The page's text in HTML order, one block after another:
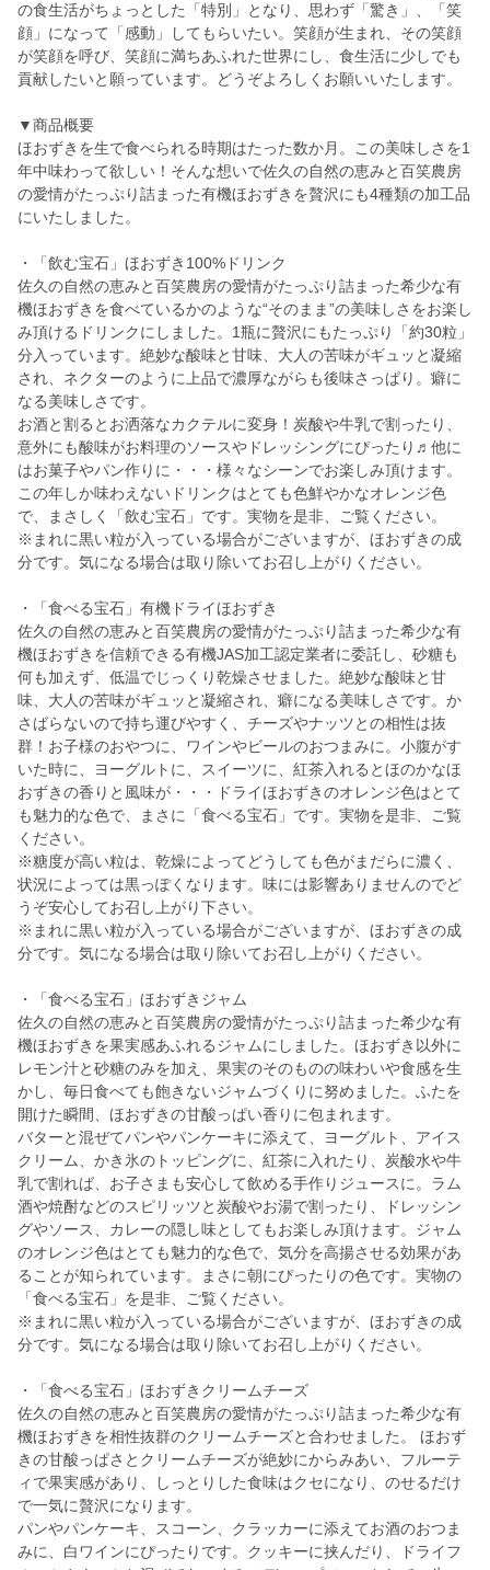
の食生活がちょっとした「特別」となり、思わず「驚き」、「笑
顔」になって「感動」してもらいたい。笑顔が生まれ、その笑顔
が笑顔を呼び、笑顔に満ちあふれた世界にし、食生活に少しでも
貢献したいと願っています。どうぞよろしくお願いいたします。
▼商品概要
ほおずきを生で食べられる時期はたった数か月。この美味しさを1
年中味わって欲しい！そんな想いで佐久の自然の恵みと百笑農房
の愛情がたっぷり詰まった有機ほおずきを贅沢にも4種類の加工品
にいたしました。
・「飲む宝石」ほおずき100%ドリンク
佐久の自然の恵みと百笑農房の愛情がたっぷり詰まった希少な有
機ほおずきを食べているかのような“そのまま”の美味しさをお楽し
み頂けるドリンクにしました。1瓶に贅沢にもたっぷり「約30粒」
分入っています。絶妙な酸味と甘味、大人の苦味がギュッと凝縮
され、ネクターのように上品で濃厚ながらも後味さっぱり。癖に
なる美味しさです。
お酒と割るとお洒落なカクテルに変身！炭酸や牛乳で割ったり、
意外にも酸味がお料理のソースやドレッシングにぴったり♬他に
はお菓子やパン作りに・・・様々なシーンでお楽しみ頂けます。
この年しか味わえないドリンクはとても色鮮やかなオレンジ色
で、まさしく「飲む宝石」です。実物を是非、ご覧ください。
※まれに黒い粒が入っている場合がございますが、ほおずきの成
分です。気になる場合は取り除いてお召し上がりください。
・「食べる宝石」有機ドライほおずき
佐久の自然の恵みと百笑農房の愛情がたっぷり詰まった希少な有
機ほおずきを信頼できる有機JAS加工認定業者に委託し、砂糖も
何も加えず、低温でじっくり乾燥させました。絶妙な酸味と甘
味、大人の苦味がギュッと凝縮され、癖になる美味しさです。か
さばらないので持ち運びやすく、チーズやナッツとの相性は抜
群！お子様のおやつに、ワインやビールのおつまみに。小腹がす
いた時に、ヨーグルトに、スイーツに、紅茶入れるとほのかなほ
おずきの香りと風味が・・・ドライほおずきのオレンジ色はとて
も魅力的な色で、まさに「食べる宝石」です。実物を是非、ご覧
ください。
※糖度が高い粒は、乾燥によってどうしても色がまだらに濃く、
状況によっては黒っぽくなります。味には影響ありませんのでど
うぞ安心してお召し上がり下さい。
※まれに黒い粒が入っている場合がございますが、ほおずきの成
分です。気になる場合は取り除いてお召し上がりください。
・「食べる宝石」ほおずきジャム
佐久の自然の恵みと百笑農房の愛情がたっぷり詰まった希少な有
機ほおずきを果実感あふれるジャムにしました。ほおずき以外に
レモン汁と砂糖のみを加え、果実のそのものの味わいや食感を生
かし、毎日食べても飽きないジャムづくりに努めました。ふたを
開けた瞬間、ほおずきの甘酸っぱい香りに包まれます。
バターと混ぜてパンやパンケーキに添えて、ヨーグルト、アイス
クリーム、かき氷のトッピングに、紅茶に入れたり、炭酸水や牛
乳で割れば、お子さまも安心して飲める手作りジュースに。ラム
酒や焼酎などのスピリッツと炭酸やお湯で割ったり、ドレッシン
グやソース、カレーの隠し味としてもお楽しみ頂けます。ジャム
のオレンジ色はとても魅力的な色で、気分を高揚させる効果があ
ることが知られています。まさに朝にぴったりの色です。実物の
「食べる宝石」を是非、ご覧ください。
※まれに黒い粒が入っている場合がございますが、ほおずきの成
分です。気になる場合は取り除いてお召し上がりください。
・「食べる宝石」ほおずきクリームチーズ
佐久の自然の恵みと百笑農房の愛情がたっぷり詰まった希少な有
機ほおずきを相性抜群のクリームチーズと合わせました。 ほおず
きの甘酸っぱさとクリームチーズが絶妙にからみあい、フルーテ
ィで果実感があり、しっとりした食味はクセになり、のせるだけ
で一気に贅沢になります。
パンやパンケーキ、スコーン、クラッカーに添えてお酒のおつま
みに、白ワインにぴったりです。クッキーに挟んだり、ドライフ